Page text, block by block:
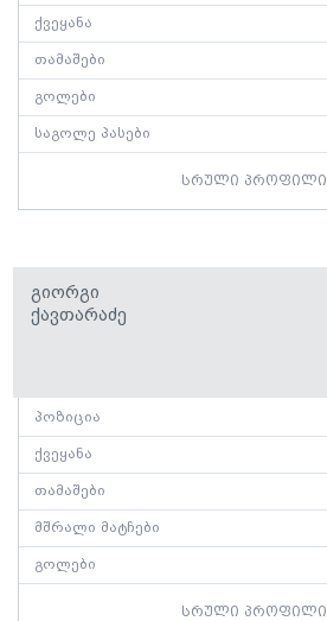
ქვეყანა
თამაშები
გოლები
საგოლე პასები
სრული პროფილი
Გიორგი
Ქავთარაძე
პოზიცია
ქვეყანა
თამაშები
მშრალი მატჩები
გოლები
სრული პროფილი